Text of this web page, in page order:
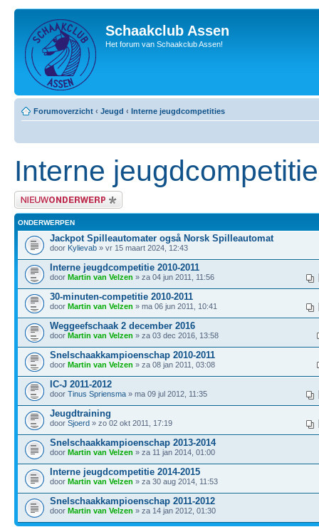
Schaakclub Assen
Het forum van Schaakclub Assen!
Forumoverzicht ‹ Jeugd ‹ Interne jeugdcompetities
Interne
Plaats een nieuw bericht
ONDERWERPEN
Jackpot Spilleautomater også Norsk Spilleautomat
door Kylievab » vr 15 maart 2024, 12:43
Interne jeugdcompetitie 2010-2011
door Martin van Velzen » za 04 jun 2011, 11:56
30-minuten-competitie 2010-2011
door Martin van Velzen » ma 06 jun 2011, 10:41
Weggeefschaak 2 december 2016
door Martin van Velzen » za 03 dec 2016, 13:58
Snelschaakkampioenschap 2010-2011
door Martin van Velzen » za 08 jan 2011, 03:08
IC-J 2011-2012
door Tinus Spriensma » ma 09 jul 2012, 11:35
Jeugdtraining
door Sjoerd » zo 02 okt 2011, 17:19
Snelschaakkampioenschap 2013-2014
door Martin van Velzen » za 11 jan 2014, 01:00
Interne jeugdcompetitie 2014-2015
door Martin van Velzen » za 30 aug 2014, 11:53
Snelschaakkampioenschap 2011-2012
door Martin van Velzen » za 14 jan 2012, 01:30